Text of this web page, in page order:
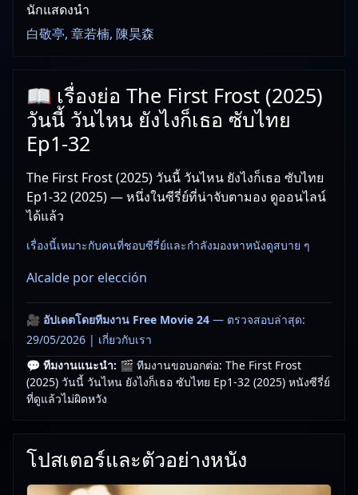
นักแสดงนำ
白敬亭, 章若楠, 陳昊森
📖 เรื่องย่อ The First Frost (2025)
วันนี้ วันไหน ยังไงก็เธอ ซับไทย
Ep1-32
The First Frost (2025) วันนี้ วันไหน ยังไงก็เธอ ซับไทย
Ep1-32 (2025) — หนึ่งในซีรี่ย์ที่น่าจับตามอง ดูออนไลน์
ได้แล้ว
เรื่องนี้เหมาะกับคนที่ชอบซีรี่ย์และกำลังมองหาหนังดูสบาย ๆ
Alcalde por elección
🎥 อัปเดตโดยทีมงาน Free Movie 24 — ตรวจสอบล่าสุด:
29/05/2026 | เกี่ยวกับเรา
💬 ทีมงานแนะนำ: 🎬 ทีมงานขอบอกต่อ: The First Frost
(2025) วันนี้ วันไหน ยังไงก็เธอ ซับไทย Ep1-32 (2025) หนังซีรี่ย์
ที่ดูแล้วไม่ผิดหวัง
โปสเตอร์และตัวอย่างหนัง